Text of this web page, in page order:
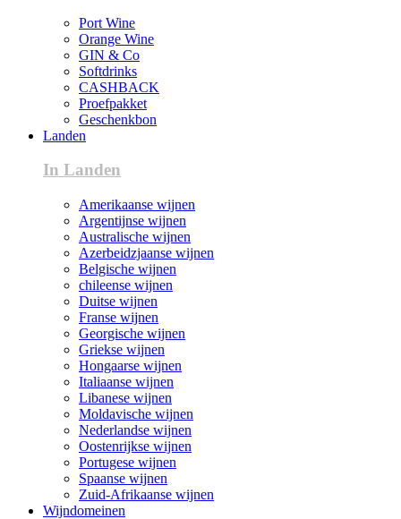
Port Wine
Orange Wine
GIN & Co
Softdrinks
CASHBACK
Proefpakket
Geschenkbon
Landen
In Landen
Amerikaanse wijnen
Argentijnse wijnen
Australische wijnen
Azerbeidzjaanse wijnen
Belgische wijnen
chileense wijnen
Duitse wijnen
Franse wijnen
Georgische wijnen
Griekse wijnen
Hongaarse wijnen
Italiaanse wijnen
Libanese wijnen
Moldavische wijnen
Nederlandse wijnen
Oostenrijkse wijnen
Portugese wijnen
Spaanse wijnen
Zuid-Afrikaanse wijnen
Wijndomeinen